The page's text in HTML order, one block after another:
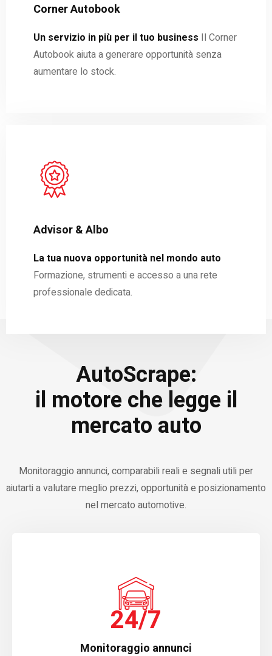
Corner Autobook
Un servizio in più per il tuo business Il Corner
Autobook aiuta a generare opportunità senza
aumentare lo stock.
Advisor & Albo
La tua nuova opportunità nel mondo auto
Formazione, strumenti e accesso a una rete
professionale dedicata.
AutoScrape:
il motore che legge il
mercato auto
Monitoraggio annunci, comparabili reali e segnali utili per
aiutarti a valutare meglio prezzi, opportunità e posizionamento
nel mercato automotive.
24/7
Monitoraggio annunci